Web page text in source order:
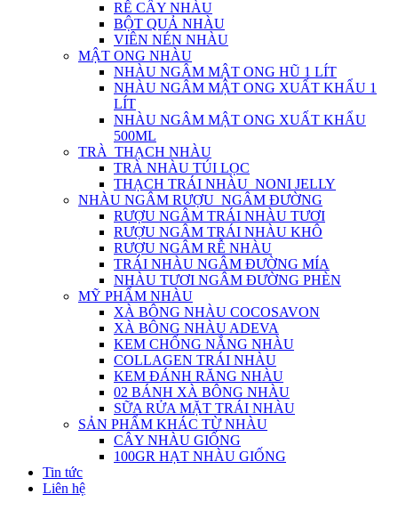
RỄ CÂY NHÀU
BỘT QUẢ NHÀU
VIÊN NÉN NHÀU
MẬT ONG NHÀU
NHÀU NGÂM MẬT ONG HŨ 1 LÍT
NHÀU NGÂM MẬT ONG XUẤT KHẨU 1
LÍT
NHÀU NGÂM MẬT ONG XUẤT KHẨU
500ML
TRÀ_THẠCH NHÀU
TRÀ NHÀU TÚI LỌC
THẠCH TRÁI NHÀU_NONI JELLY
NHÀU NGÂM RƯỢU_NGÂM ĐƯỜNG
RƯỢU NGÂM TRÁI NHÀU TƯƠI
RƯỢU NGÂM TRÁI NHÀU KHÔ
RƯỢU NGÂM RỄ NHÀU
TRÁI NHÀU NGÂM ĐƯỜNG MÍA
NHÀU TƯƠI NGÂM ĐƯỜNG PHÈN
MỸ PHẨM NHÀU
XÀ BÔNG NHÀU COCOSAVON
XÀ BÔNG NHÀU ADEVA
KEM CHỐNG NẮNG NHÀU
COLLAGEN TRÁI NHÀU
KEM ĐÁNH RĂNG NHÀU
02 BÁNH XÀ BÔNG NHÀU
SỮA RỬA MẶT TRÁI NHÀU
SẢN PHẨM KHÁC TỪ NHÀU
CÂY NHÀU GIỐNG
100GR HẠT NHÀU GIỐNG
Tin tức
Liên hệ